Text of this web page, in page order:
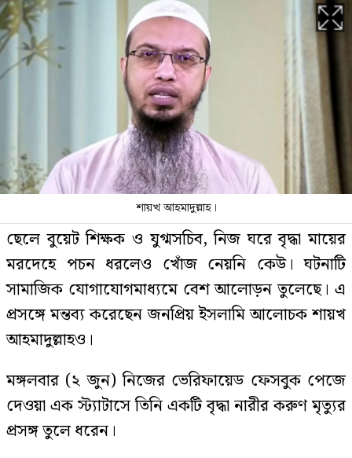
শায়খ আহমাদুল্লাহ।
ছেলে বুয়েট শিক্ষক ও যুগ্মসচিব, নিজ ঘরে বৃদ্ধা মায়ের
মরদেহে পচন ধরলেও খোঁজ নেয়নি কেউ। ঘটনাটি
সামাজিক যোগাযোগমাধ্যমে বেশ আলোড়ন তুলেছে। এ
প্রসঙ্গে মন্তব্য করেছেন জনপ্রিয় ইসলামি আলোচক শায়খ
আহমাদুল্লাহও।
মঙ্গলবার (২ জুন) নিজের ভেরিফায়েড ফেসবুক পেজে
দেওয়া এক স্ট্যাটাসে তিনি একটি বৃদ্ধা নারীর করুণ মৃত্যুর
প্রসঙ্গ তুলে ধরেন।